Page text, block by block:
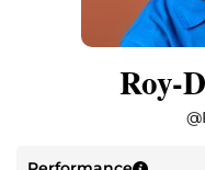
Roy-
@